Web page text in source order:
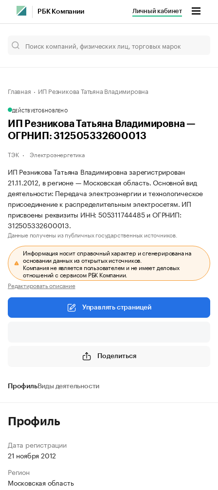
РБК Компании Личный кабинет
Главная ИП Резникова Татьяна Владимировна
ДЕЙСТВУЕТОБНОВЛЕНО
ИП Резникова Татьяна Владимировна —
ОГРНИП: 312505332600013
ТЭК Электроэнергетика
ИП Резникова Татьяна Владимировна зарегистрирован
21.11.2012, в регионе — Московская область. Основной вид
деятельности: Передача электроэнергии и технологическое
присоединение к распределительным электросетям. ИП
присвоены реквизиты ИНН: 505311744485 и ОГРНИП:
312505332600013.
Данные получены из публичных государственных источников.
Информация носит справочный характер и сгенерирована на
основании данных из открытых источников.
Компания не является пользователем и не имеет деловых
отношений с сервисом РБК Компании.
Редактировать описание
Управлять страницей
Поделиться
ПрофильВиды деятельности
Профиль
Дата регистрации
21 ноября 2012
Регион
Московская область